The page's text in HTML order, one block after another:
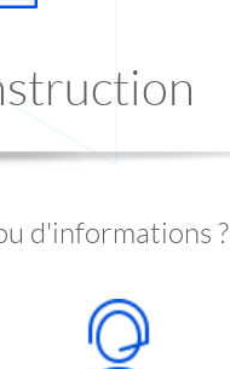
d'informations ?